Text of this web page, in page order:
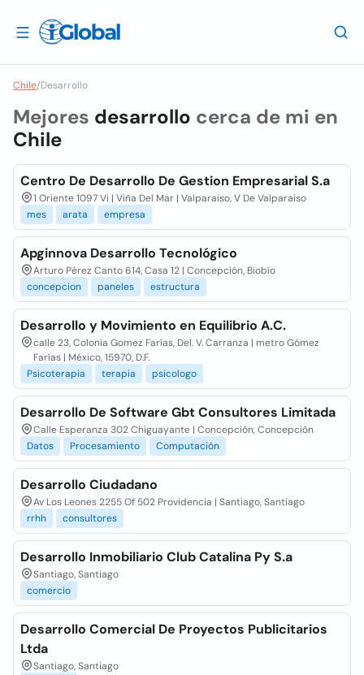
Chile/Desarrollo
Mejores desarrollo cerca de mi en
Chile
Centro De Desarrollo De Gestion Empresarial S.a
1 Oriente 1097 Vi | Viña Del Mar | Valparaiso, V De Valparaiso
mes
arata empresa
Apginnova Desarrollo Tecnológico
Arturo Pérez Canto 614, Casa 12 | Concepción, Biobío
concepcion
paneles estructura
Desarrollo y Movimiento en Equilibrio A.C.
calle 23, Colonia Gomez Farías, Del. V. Carranza | metro Gómez
Farías | México, 15970, D.F.
Psicoterapia
terapia psicologo
Desarrollo De Software Gbt Consultores Limitada
Calle Esperanza 302 Chiguayante | Concepción, Concepción
Datos
Procesamiento Computación
Desarrollo Ciudadano
Av Los Leones 2255 Of 502 Providencia | Santiago, Santiago
rrhh
consultores
Desarrollo Inmobiliario Club Catalina Py S.a
Santiago, Santiago
comercio
Desarrollo Comercial De Proyectos Publicitarios
Ltda
Santiago, Santiago